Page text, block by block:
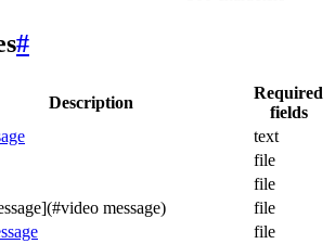
#
Description
Required
fields
text
file
file
message)
file
file